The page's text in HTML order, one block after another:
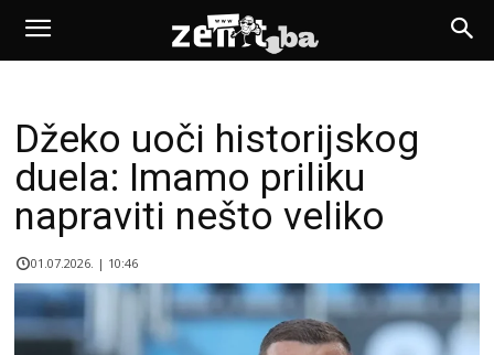
Džeko uoči historijskog
duela: Imamo priliku
napraviti nešto veliko
01.07.2026. | 10:46